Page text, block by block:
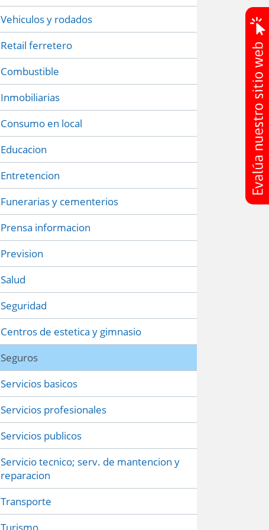
Vehiculos y rodados
Retail ferretero
Combustible
Inmobiliarias
Consumo en local
Educacion
Entretencion
Funerarias y cementerios
Prensa informacion
Prevision
Salud
Seguridad
Centros de estetica y gimnasio
Seguros
Servicios basicos
Servicios profesionales
Servicios publicos
Servicio tecnico; serv. de mantencion y
reparacion
Transporte